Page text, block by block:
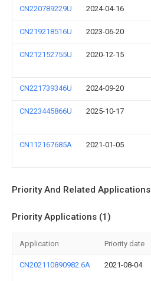
CN220789229U 2024-04-16
CN219218516U 2023-06-20
CN212152755U 2020-12-15
CN221739346U 2024-09-20
CN223445866U 2025-10-17
CN112167685A 2021-01-05
Priority And Related Applications
Priority Applications (1)
Application Priority date
CN202110890982.6A 2021-08-04